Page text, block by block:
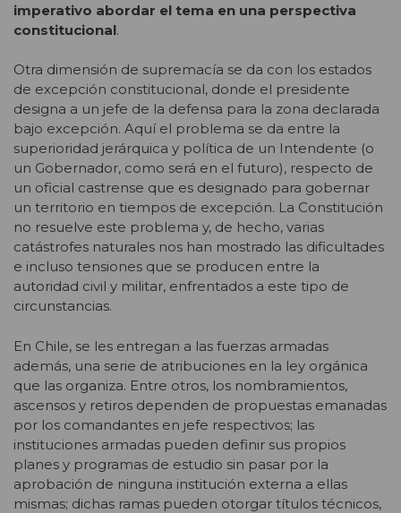
imperativo abordar el tema en una perspectiva
constitucional.
Otra dimensión de supremacía se da con los estados
de excepción constitucional, donde el presidente
designa a un jefe de la defensa para la zona declarada
bajo excepción. Aquí el problema se da entre la
superioridad jerárquica y política de un Intendente (o
un Gobernador, como será en el futuro), respecto de
un oficial castrense que es designado para gobernar
un territorio en tiempos de excepción. La Constitución
no resuelve este problema y, de hecho, varias
catástrofes naturales nos han mostrado las dificultades
e incluso tensiones que se producen entre la
autoridad civil y militar, enfrentados a este tipo de
circunstancias.
En Chile, se les entregan a las fuerzas armadas
además, una serie de atribuciones en la ley orgánica
que las organiza. Entre otros, los nombramientos,
ascensos y retiros dependen de propuestas emanadas
por los comandantes en jefe respectivos; las
instituciones armadas pueden definir sus propios
planes y programas de estudio sin pasar por la
aprobación de ninguna institución externa a ellas
mismas; dichas ramas pueden otorgar títulos técnicos,